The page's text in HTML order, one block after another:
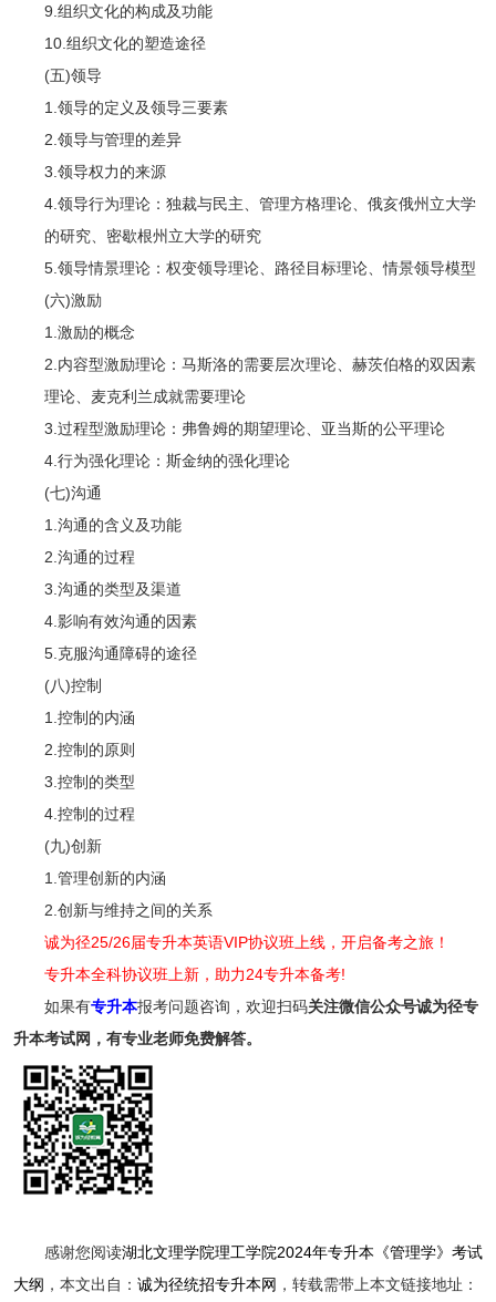
9.组织文化的构成及功能
10.组织文化的塑造途径
(五)领导
1.领导的定义及领导三要素
2.领导与管理的差异
3.领导权力的来源
4.领导行为理论：独裁与民主、管理方格理论、俄亥俄州立大学
的研究、密歇根州立大学的研究
5.领导情景理论：权变领导理论、路径目标理论、情景领导模型
(六)激励
1.激励的概念
2.内容型激励理论：马斯洛的需要层次理论、赫茨伯格的双因素
理论、麦克利兰成就需要理论
3.过程型激励理论：弗鲁姆的期望理论、亚当斯的公平理论
4.行为强化理论：斯金纳的强化理论
(七)沟通
1.沟通的含义及功能
2.沟通的过程
3.沟通的类型及渠道
4.影响有效沟通的因素
5.克服沟通障碍的途径
(八)控制
1.控制的内涵
2.控制的原则
3.控制的类型
4.控制的过程
(九)创新
1.管理创新的内涵
2.创新与维持之间的关系
诚为径25/26届专升本英语VIP协议班上线，开启备考之旅！
专升本全科协议班上新，助力24专升本备考!
如果有专升本报考问题咨询，欢迎扫码关注微信公众号诚为径专
升本考试网，有专业老师免费解答。
感谢您阅读湖北文理学院理工学院2024年专升本《管理学》考试
大纲 ，本文出自： 诚为径统招专升本网 ，转载需带上本文链接地址：